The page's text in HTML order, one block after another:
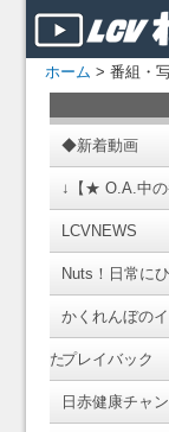
ホーム > 番組・
◆新着動画
↓【★ O.A.中
LCVNEWS
Nuts！日常に
かくれんぼの
たプレイバック
日赤健康チャ